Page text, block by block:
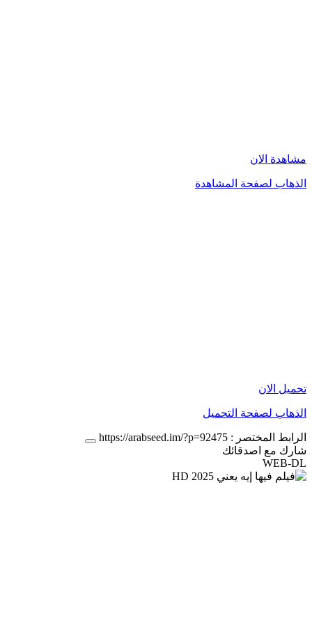
مشاهدة الان
الذهاب لصفحة المشاهدة
تحميل الان
الذهاب لصفحة التحميل
الرابط المختصر : https://arabseed.im/?p=92475
شارك مع اصدقائك
WEB-DL